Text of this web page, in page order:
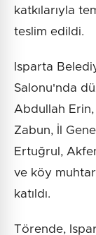
katkılarıyla
teslim edildi.
Isparta
Salonu'nda
Abdullah
Zabun, İl
Ertuğrul,
ve köy
katıldı.
Törende,